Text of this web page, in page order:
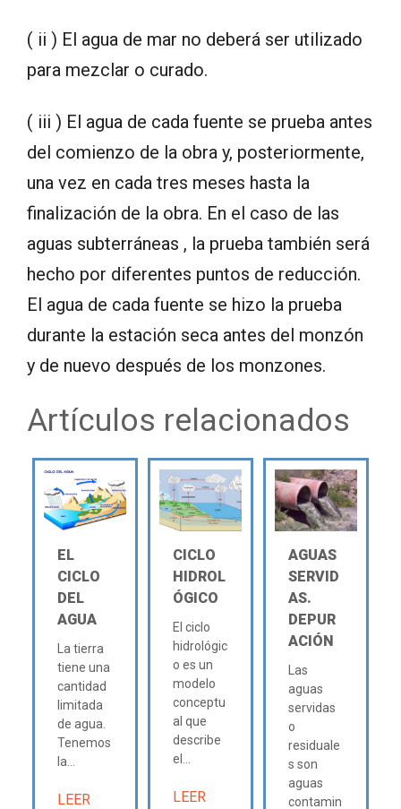
( ii ) El agua de mar no deberá ser utilizado
para mezclar o curado.
( iii ) El agua de cada fuente se prueba antes
del comienzo de la obra y, posteriormente,
una vez en cada tres meses hasta la
finalización de la obra. En el caso de las
aguas subterráneas , la prueba también será
hecho por diferentes puntos de reducción.
El agua de cada fuente se hizo la prueba
durante la estación seca antes del monzón
y de nuevo después de los monzones.
Artículos relacionados
EL
CICLO
DEL
AGUA
La tierra
tiene una
cantidad
limitada
de agua.
Tenemos
la...
LEER
CICLO
HIDROL
ÓGICO
El ciclo
hidrológic
o es un
modelo
conceptu
al que
describe
el...
LEER
AGUAS
SERVID
AS.
DEPUR
ACIÓN
Las
aguas
servidas
o
residuale
s son
aguas
contamin